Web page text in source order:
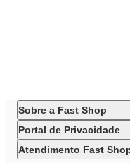
- Base antiderrapante: mais
bancada.
ESPECIFICAÇÕES
Sobre a Fast Shop
Portal de Privacidade
Atendimento Fast